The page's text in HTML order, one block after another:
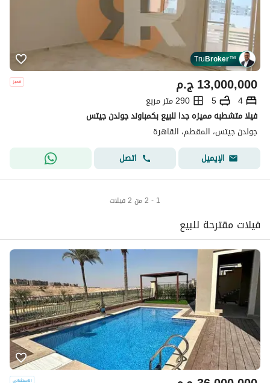
TruBroker™
ج.م13,000,000
4
5
290 متر مربع
فيلا متشطبه مميزه جدا للبيع بكمباوند جولدن جيتس
جولدن جيتس، المقطم، القاهرة
الإيميل
اتصل
1 - 2 من 2 فيلات
فيلات مقترحة للبيع